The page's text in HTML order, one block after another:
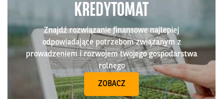
KREDYTOMAT
Znajdź rozwiązanie finansowe najlepiej
odpowiadające potrzebom związanym z
prowadzeniem i rozwojem twojego gospodarstwa
rolnego
ZOBACZ